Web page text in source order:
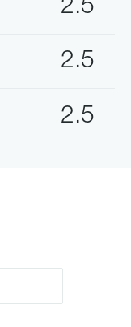
2.5
2.5
2.5